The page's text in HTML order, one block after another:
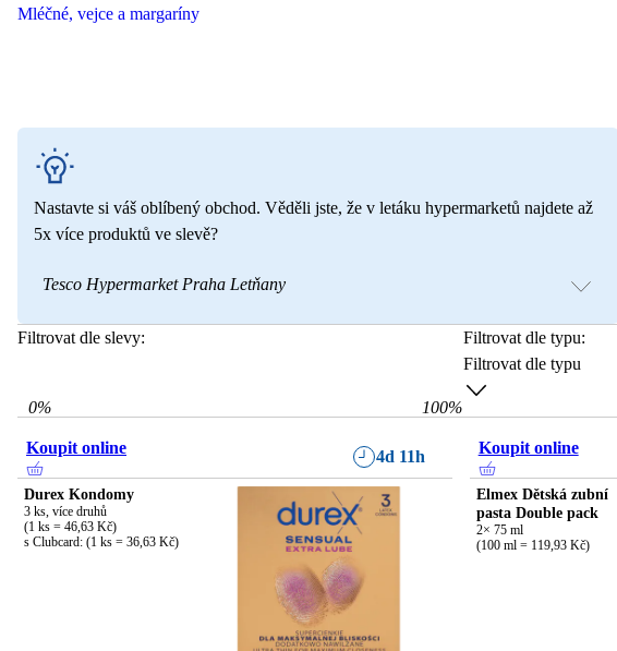
Mléčné, vejce a margaríny
Nastavte si váš oblíbený obchod. Věděli jste, že v letáku hypermarketů najdete až
5x více produktů ve slevě?
Tesco Hypermarket Praha Letňany
Filtrovat dle slevy:
0% 100%
Filtrovat dle typu:
Filtrovat dle typu
Koupit online 4d 11h
Durex Kondomy
3 ks, více druhů
(1 ks = 46,63 Kč)
s Clubcard: (1 ks = 36,63 Kč)
Koupit online
Elmex Dětská zubní
pasta Double pack
2× 75 ml
(100 ml = 119,93 Kč)